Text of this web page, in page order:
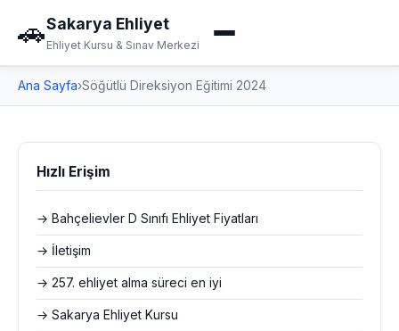
🚗Sakarya Ehliyet
Ehliyet Kursu & Sınav Merkezi
Ana Sayfa›Söğütlü Direksiyon Eğitimi 2024
Hızlı Erişim
→ Bahçelievler D Sınıfı Ehliyet Fiyatları
→ İletişim
→ 257. ehliyet alma süreci en iyi
→ Sakarya Ehliyet Kursu